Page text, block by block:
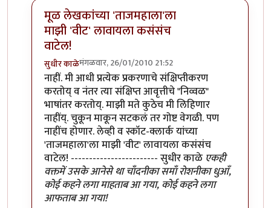
मूळ लेखकांच्या 'ताजमहाला'ला
माझी 'वीट' लावायला कसंसंच
वाटेल!
सुधीर काळेमंगळवार, 26/01/2010 21:52
In reply toवाचतो आहेbyश्रावण मोडक
नाहीं. मी आधी प्रत्येक प्रकरणाचे संक्षिप्तीकरण
करतोय् व नंतर त्या संक्षिप्त आवृत्तीचे "निव्वळ"
भाषांतर करतोय्. माझी मते कुठेच मी लिहिणार
नाहींय्. चुकून माकून सटकलं तर गोष्ट वेगळी. पण
नाहींच होणार. लेव्ही व स्कॉट-क्लार्क यांच्या
'ताजमहाला'ला माझी 'वीट' लावायला कसंसंच
वाटेल! ------------------------ सुधीर काळे एकही
वक्तमें उसके आनेसे था चाँदनीका समाँ रोशनीका धुआँ,
कोई कहने लगा माहताब आ गया, कोई कहने लगा
आफताब आ गया!